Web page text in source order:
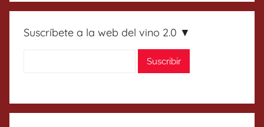
Suscríbete a la web del vino 2.0 ▼